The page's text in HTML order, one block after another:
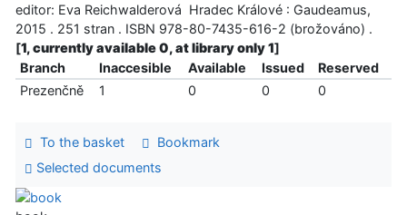
editor: Eva Reichwalderová Hradec Králové : Gaudeamus,
2015 . 251 stran . ISBN 978-80-7435-616-2 (brožováno) .
[1, currently available 0, at library only 1]
Branch
Inaccesible Available Issued
Reserved
Prezenčně
1 0 0 0
To the basket
Bookmark
Selected documents